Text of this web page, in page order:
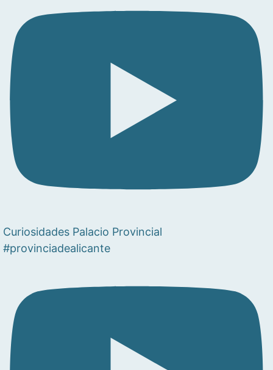
Curiosidades Palacio Provincial
#provinciadealicante